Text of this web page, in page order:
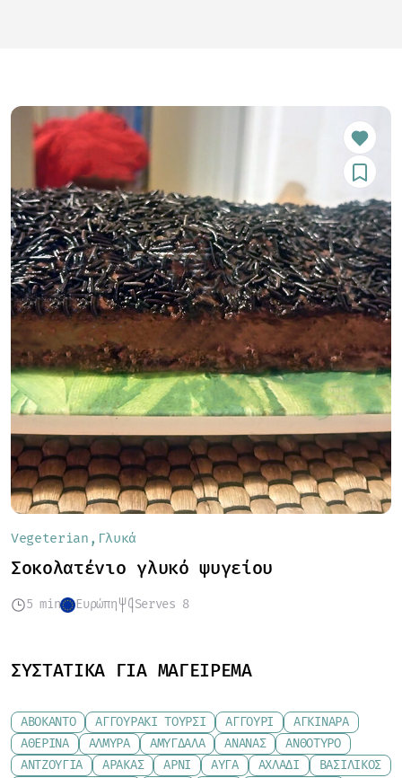
Vegeterian Γλυκά
Σοκολατένιο γλυκό ψυγείου
5 min Ευρώπη Serves 8
ΣΥΣΤΑΤΙΚΆ ΓΙΑ ΜΑΓΕΊΡΕΜΑ
ΑΒΟΚΆΝΤΟ ΑΓΓΟΥΡΆΚΙ ΤΟΥΡΣΊ ΑΓΓΟΎΡΙ
ΑΓΚΙΝΆΡΑ
ΑΘΕΡΊΝΑ
ΑΛΜΎΡΑ ΑΜΎΓΔΑΛΑ ΑΝΑΝΆΣ
ΑΝΘΌΤΥΡΟ
ΑΝΤΖΟΎΓΙΑ
ΑΡΑΚΆΣ ΑΡΝΊ ΑΥΓΆ ΑΧΛΆΔΙ
ΒΑΣΙΛΙΚΌΣ